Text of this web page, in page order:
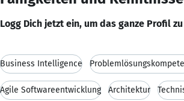
Logg Dich jetzt ein, um das ganze Profil
Business Intelligence
Agile Softwareentwicklung Architektur